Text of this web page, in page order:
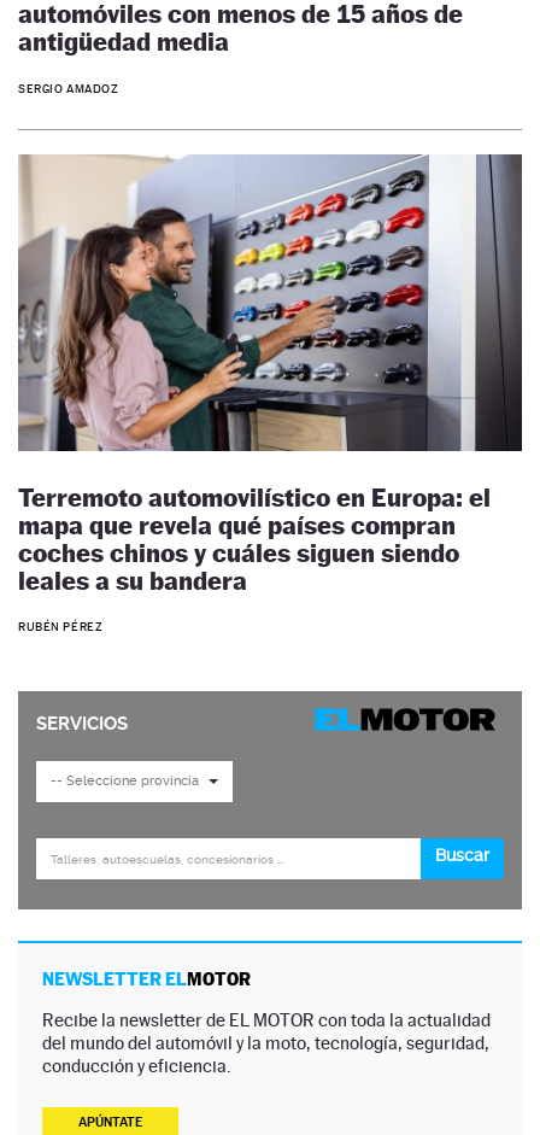
automóviles con menos de 15 años de
antigüedad media
SERGIO AMADOZ
Terremoto automovilístico en Europa: el
mapa que revela qué países compran
coches chinos y cuáles siguen siendo
leales a su bandera
RUBÉN PÉREZ
NEWSLETTER ELMOTOR
Recibe la newsletter de EL MOTOR con toda la actualidad
del mundo del automóvil y la moto, tecnología, seguridad,
conducción y eficiencia.
APÚNTATE